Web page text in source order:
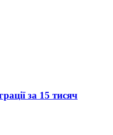
за 15 тисяч